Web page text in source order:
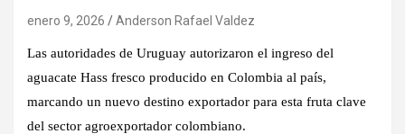
enero 9, 2026 Anderson Rafael Valdez
Las autoridades de Uruguay autorizaron el ingreso del
aguacate Hass fresco producido en Colombia al país,
marcando un nuevo destino exportador para esta fruta clave
del sector agroexportador colombiano.